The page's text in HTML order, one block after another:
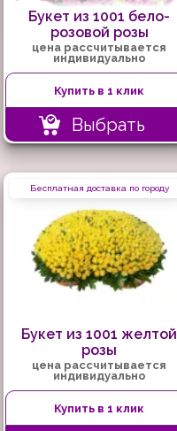
Букет из 1001 бело-
розовой розы
цена рассчитывается
индивидуально
Купить в 1 клик
Выбрать
Бесплатная доставка по городу
Букет из 1001 желтой
розы
цена рассчитывается
индивидуально
Купить в 1 клик